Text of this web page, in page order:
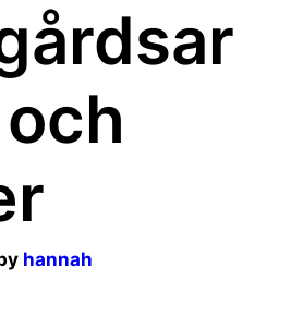
hannah